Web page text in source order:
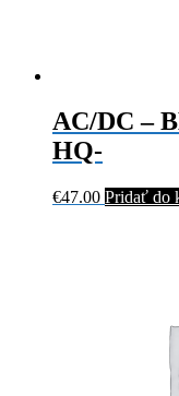
AC/DC –
HQ-
€47.00 Pridať do